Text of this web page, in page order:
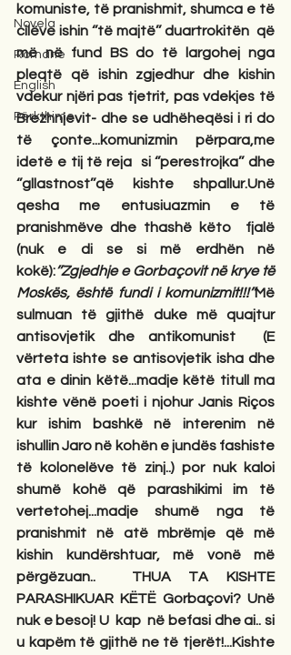
Novela
Romane
English
Përkthime
komuniste, të pranishmit, shumca e të
cilëve ishin ‘’të majtë’’ duartrokitën  që
më në fund BS do të largohej nga
pleqtë që ishin zgjedhur dhe kishin
vdekur njëri pas tjetrit, pas vdekjes të
Brezhnjevit- dhe se udhëheqësi i ri do
të çonte...komunizmin përpara,me
idetë e tij të reja  si ‘’perestrojka’’ dhe
‘’gllastnost’’që kishte shpallur.Unë
qesha me entusiuazmin e të
pranishmëve dhe thashë këto  fjalë
(nuk e di se si më erdhën në
kokë):’’Zgjedhje e Gorbaçovit në krye të
Moskës, është fundi i komunizmit!!!’’Më
sulmuan të gjithë duke më quajtur
antisovjetik dhe antikomunist  (E
vërteta ishte se antisovjetik isha dhe
ata e dinin këtë...madje këtë titull ma
kishte vënë poeti i njohur Janis Riços
kur ishim bashkë në interenim në
ishullin Jaro në kohën e jundës fashiste
të kolonelëve të zinj..) por nuk kaloi
shumë kohë që parashikimi im të
vertetohej...madje shumë nga të
pranishmit në atë mbrëmje që më
kishin kundërshtuar, më vonë më
përgëzuan..  THUA TA KISHTE
PARASHIKUAR KËTË Gorbaçovi? Unë
nuk e besoj! U  kap  në befasi dhe ai.. si
u kapëm të gjithë ne të tjerët!...Kishte